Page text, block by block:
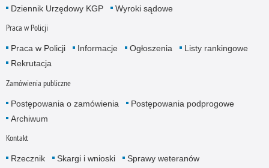
Dziennik Urzędowy KGP Wyroki sądowe
Praca w Policji
Praca w Policji Informacje Ogłoszenia
Listy rankingowe
Rekrutacja
Zamówienia publiczne
Postępowania o zamówienia
Postępowania podprogowe
Archiwum
Kontakt
Rzecznik Skargi i wnioski Sprawy weteranów